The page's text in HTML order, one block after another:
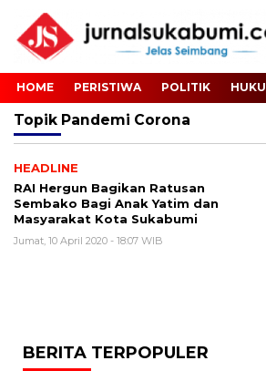
HOME PERISTIWA POLITIK
Topik Pandemi Corona
HEADLINE
RAI Hergun Bagikan Ratusan
Sembako Bagi Anak Yatim dan
Masyarakat Kota Sukabumi
Jumat, 10 April 2020 - 18:07 WIB
BERITA TERPOPULER